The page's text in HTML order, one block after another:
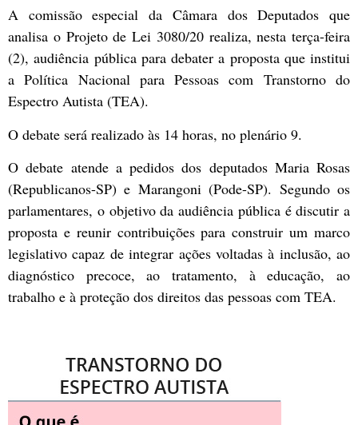
A comissão especial da Câmara dos Deputados que
analisa o Projeto de Lei 3080/20 realiza, nesta terça-feira
(2), audiência pública para debater a proposta que institui
a Política Nacional para Pessoas com Transtorno do
Espectro Autista (TEA).
O debate será realizado às 14 horas, no plenário 9.
O debate atende a pedidos dos deputados Maria Rosas
(Republicanos-SP) e Marangoni (Pode-SP). Segundo os
parlamentares, o objetivo da audiência pública é discutir a
proposta e reunir contribuições para construir um marco
legislativo capaz de integrar ações voltadas à inclusão, ao
diagnóstico precoce, ao tratamento, à educação, ao
trabalho e à proteção dos direitos das pessoas com TEA.